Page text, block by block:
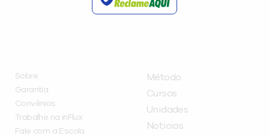
Sobre
Garantia
Convênios
Trabalhe na inFlux
Fale com a Escola
Método
Cursos
Unidades
Notícias